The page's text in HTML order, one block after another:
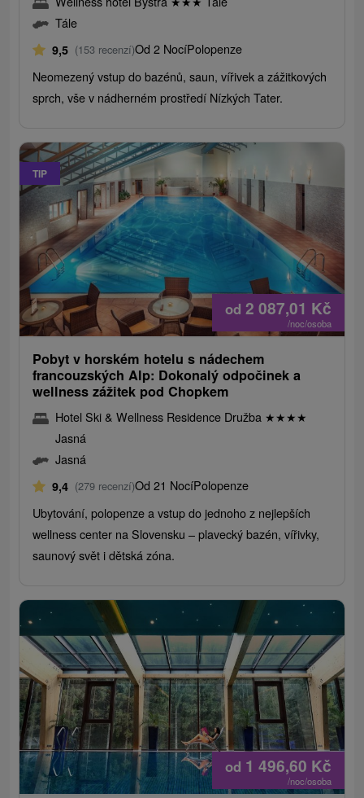
Tále
9,5 (153 recenzí)Od 2 NocíPolopenze
Neomezený vstup do bazénů, saun, vířivek a zážitkových
sprch, vše v nádherném prostředí Nízkých Tater.
TIP
od 2 087,01 Kč
/noc/osoba
Pobyt v horském hotelu s nádechem
francouzských Alp: Dokonalý odpočinek a
wellness zážitek pod Chopkem
Hotel Ski & Wellness Residence Družba ★★★★
Jasná
Jasná
9,4 (279 recenzí)Od 21 NocíPolopenze
Ubytování, polopenze a vstup do jednoho z nejlepších
wellness center na Slovensku – plavecký bazén, vířivky,
saunový svět i dětská zóna.
od 1 496,60 Kč
/noc/osoba